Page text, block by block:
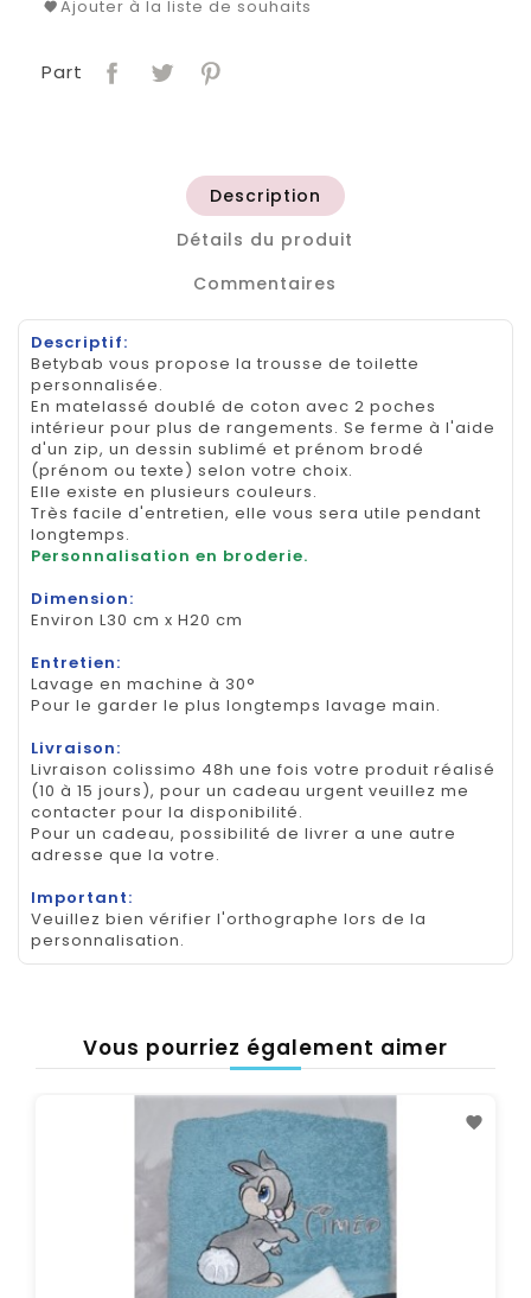
Ajouter à la liste de souhaits
Part
Description
Détails du produit
Commentaires
Descriptif:
Betybab vous propose la trousse de toilette
personnalisée.
En matelassé doublé de coton avec 2 poches
intérieur pour plus de rangements. Se ferme à l'aide
d'un zip, un dessin sublimé et prénom brodé
(prénom ou texte) selon votre choix.
Elle existe en plusieurs couleurs.
Très facile d'entretien, elle vous sera utile pendant
longtemps.
Personnalisation en broderie.
Dimension:
Environ L30 cm x H20 cm
Entretien:
Lavage en machine à 30°
Pour le garder le plus longtemps lavage main.
Livraison:
Livraison colissimo 48h une fois votre produit réalisé
(10 à 15 jours), pour un cadeau urgent veuillez me
contacter pour la disponibilité.
Pour un cadeau, possibilité de livrer a une autre
adresse que la votre.
Important:
Veuillez bien vérifier l'orthographe lors de la
personnalisation.
Vous pourriez également aimer